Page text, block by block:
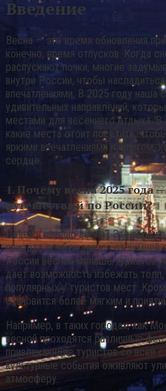
Введение
Весна — это время обновления
конечно, время отпусков. Когда
распускают почки, многие
внутри России, чтобы
впечатлениями. В 2025 году наша
удивительных направлений,
местами для весеннего отдыха.
какие места стоит посетить,
яркими впечатлениями и опытом,
сердце.
1. Почему весна 2025 года
путешествий по России?
Почему именно весна? Эта пора
природа пробуждается от зимней
России весной меньше туристов,
дает возможность избежать
популярных у туристов мест.
становится более мягким и
Например, в таких городах, как
весной проходятся различные
привлекающие туристов со всей
культурные события оживляют
атмосферу.